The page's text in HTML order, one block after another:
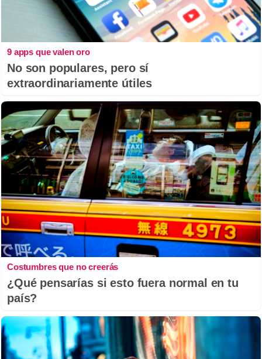
9 apps que valen oro
No son populares, pero sí
extraordinariamente útiles
Costumbres que no creerás
¿Qué pensarías si esto fuera normal en tu
país?